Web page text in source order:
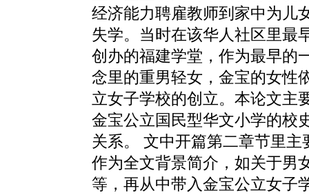
经济能力聘雇教师到家中为儿
失学。当时在该华人社区里最
创办的福建学堂，作为最早的
念里的重男轻女，金宝的女性
立女子学校的创立。本论文主
金宝公立国民型华文小学的校
关系。 文中开篇第二章节里
作为全文背景简介，如关于男
等，再从中带入金宝公立女子